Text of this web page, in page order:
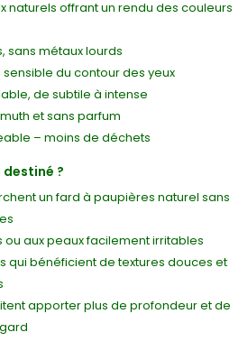
naturels offrant un rendu des couleurs
sans métaux lourds
du contour des yeux
de subtile à intense
et sans parfum
– moins de déchets
?
un fard à paupières naturel sans
ou aux peaux facilement irritables
qui bénéficient de textures douces et
apporter plus de profondeur et de